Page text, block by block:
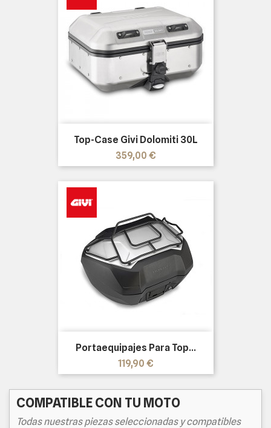
Top-Case Givi Dolomiti 30L
Precio
359,00 €
Portaequipajes Para Top...
Precio
119,90 €
COMPATIBLE CON TU MOTO
Todas nuestras piezas seleccionadas y compatibles